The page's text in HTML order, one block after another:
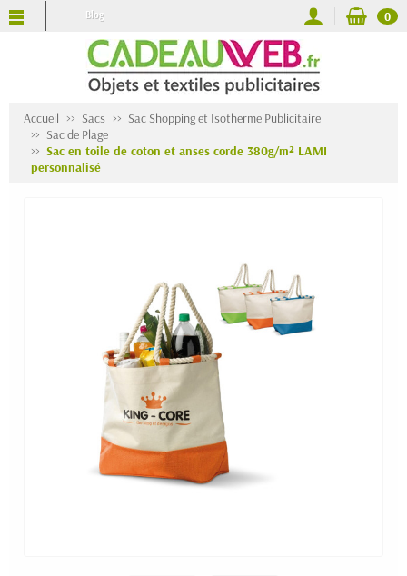
Blog 0
Accueil Sacs
Sac Shopping et Isotherme Publicitaire
Sac de Plage
Sac en toile de coton et anses corde 380g/m² LAMI
personnalisé